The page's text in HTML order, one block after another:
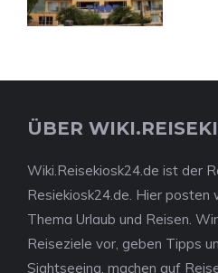
ÜBER
Wiki.Reisekiosk24.de ist der
Resiekiosk24.de. Hier posten
Thema Urlaub und Reisen.
Reiseziele vor, geben Tipps
Sightseeing, machen auf